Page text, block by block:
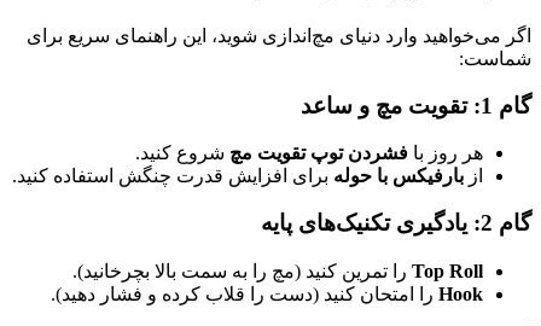
اگر می‌خواهید وارد دنیای مچ‌اندازی شوید، این راهنمای سریع برای
شماست:
گام 1: تقویت مچ و ساعد
هر روز با فشردن توپ تقویت مچ شروع کنید.
از بارفیکس با حوله برای افزایش قدرت چنگش استفاده کنید.
گام 2: یادگیری تکنیک‌های پایه
Top Roll را تمرین کنید (مچ را به سمت بالا بچرخانید).
Hook را امتحان کنید (دست را قلاب کرده و فشار دهید).